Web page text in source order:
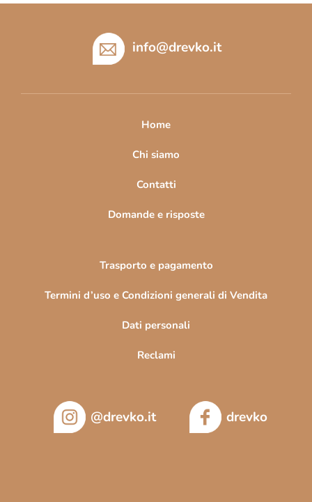
info@drevko.it
Home
Chi siamo
Contatti
Domande e risposte
Trasporto e pagamento
Termini d’uso e Condizioni generali di Vendita
Dati personali
Reclami
@drevko.it drevko